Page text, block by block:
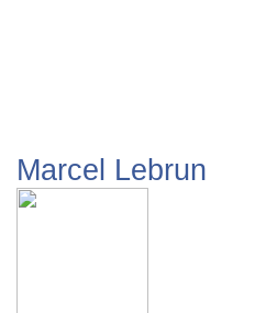
Marcel Lebrun